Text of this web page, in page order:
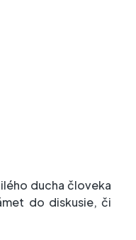
ducha človeka
do diskusie, či